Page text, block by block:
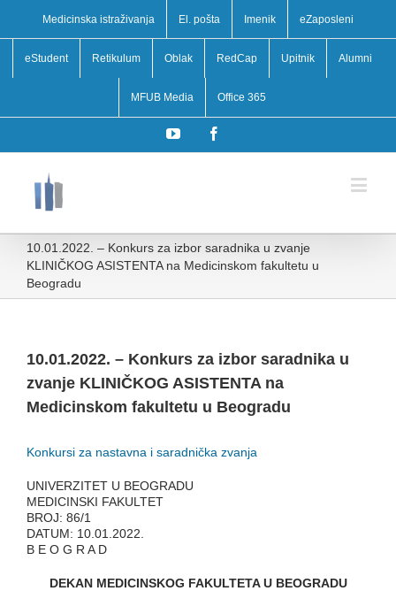
Medicinska istraživanja El. pošta Imenik eZaposleni
eStudent Retikulum Oblak RedCap Upitnik Alumni
MFUB Media Office 365
YouTube
10.01.2022. – Konkurs za izbor saradnika u zvanje
KLINIČKOG ASISTENTA na Medicinskom fakultetu u
Beogradu
10.01.2022. – Konkurs za izbor saradnika u
zvanje KLINIČKOG ASISTENTA na
Medicinskom fakultetu u Beogradu
Konkursi za nastavna i saradnička zvanja
UNIVERZITET U BEOGRADU
MEDICINSKI FAKULTET
BROJ: 86/1
DATUM: 10.01.2022.
B E O G R A D
DEKAN MEDICINSKOG FAKULTETA U BEOGRADU